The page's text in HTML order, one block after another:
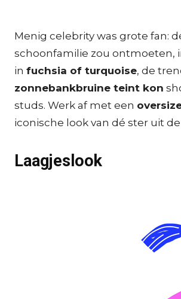
Menig celebrity was grote fan:
schoonfamilie zou ontmoeten,
in fuchsia of turquoise, de
zonnebankbruine teint kon
studs. Werk af met een
iconische look van dé ster uit
Laagjeslook